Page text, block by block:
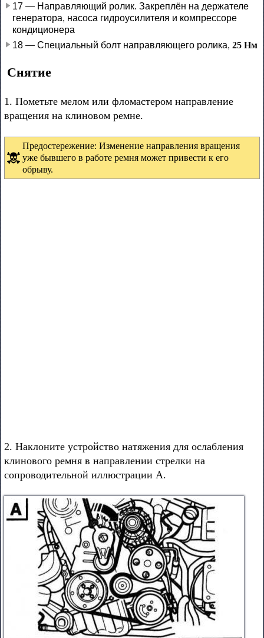
17 — Направляющий ролик. Закреплён на держателе
генератора, насоса гидроусилителя и компрессоре
кондиционера
18 — Специальный болт направляющего ролика, 25 Нм
Снятие
1. Пометьте мелом или фломастером направление
вращения на клиновом ремне.
Предостережение: Изменение направления вращения
уже бывшего в работе ремня может привести к его
обрыву.
2. Наклоните устройство натяжения для ослабления
клинового ремня в направлении стрелки на
сопроводительной иллюстрации А.